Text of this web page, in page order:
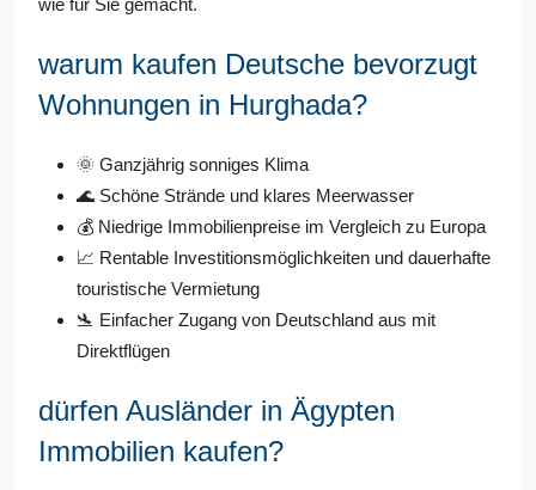
wie für Sie gemacht.
warum kaufen Deutsche bevorzugt
Wohnungen in Hurghada?
🌞 Ganzjährig sonniges Klima
🌊 Schöne Strände und klares Meerwasser
💰 Niedrige Immobilienpreise im Vergleich zu Europa
📈 Rentable Investitionsmöglichkeiten und dauerhafte
touristische Vermietung
🛬 Einfacher Zugang von Deutschland aus mit
Direktflügen
dürfen Ausländer in Ägypten
Immobilien kaufen?